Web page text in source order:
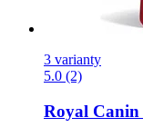
3 varianty
5.0 (2)
Royal Canin